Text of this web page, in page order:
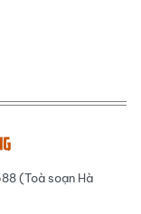
(Toà soạn Hà